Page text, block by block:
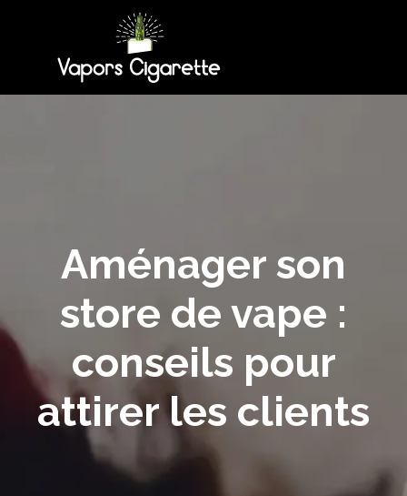
Aménager son
store de vape :
conseils pour
attirer les clients